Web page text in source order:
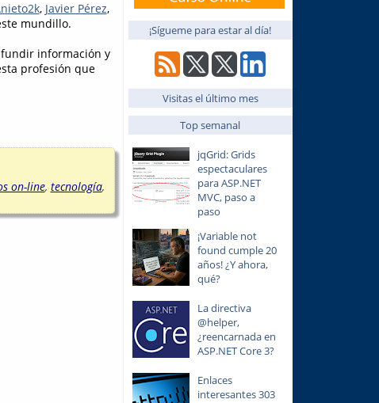
, Javier Pérez,
mundillo.
información y
profesión que
on-line, tecnología,
¡Sígueme para estar al día!
Visitas el último mes
Top semanal
jqGrid: Grids
espectaculares
para ASP.NET
MVC, paso a
paso
¡Variable not
found cumple 20
años! ¿Y ahora,
qué?
La directiva
@helper,
¿reencarnada en
ASP.NET Core 3?
Enlaces
interesantes 303